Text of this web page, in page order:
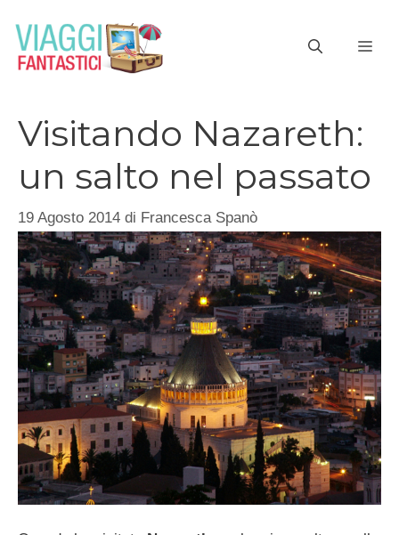
contenuto
Visitando Nazareth:
un salto nel passato
19 Agosto 2014 di Francesca Spanò